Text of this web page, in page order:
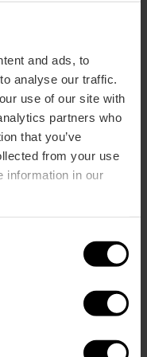
and ads, to
analyse our traffic.
use of our site with
partners who
that you’ve
from your use
information in our
vivo al Café del
in moto per
valenciana al